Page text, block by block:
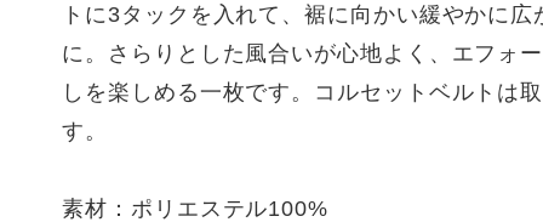
トに3タックを入れて、裾に向かい緩やかに広
に。さらりとした風合いが心地よく、エフォ
しを楽しめる一枚です。コルセットベルトは
す。
素材：ポリエステル100%